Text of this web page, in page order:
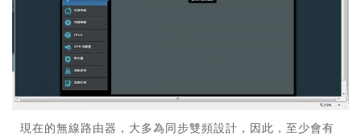
現在的無線路由器，大多為同步雙頻設計，因此，至少會有